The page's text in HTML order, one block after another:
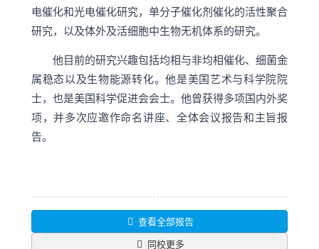
电催化和光电催化研究，单分子催化剂催化的活性聚合
研究，以及体外及活细胞中生物无机体系的研究。
他目前的研究兴趣包括均相与非均相催化、细菌金
属稳态以及生物能源转化。他是美国艺术与科学院院
士，也是美国科学促进会会士。他曾获得多项国内外奖
项，并多次应邀作命名讲座、全体会议报告和主旨报
告。
查看全部报告
同校更多